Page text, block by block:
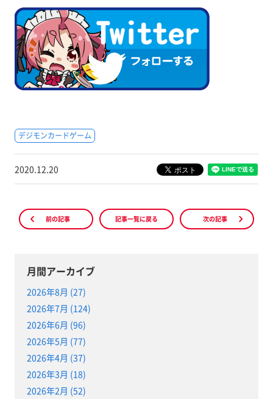
デジモンカードゲーム
2020.12.20
前の記事 記事一覧に戻る 次の記事
月間アーカイブ
2026年8月 (27)
2026年7月 (124)
2026年6月 (96)
2026年5月 (77)
2026年4月 (37)
2026年3月 (18)
2026年2月 (52)